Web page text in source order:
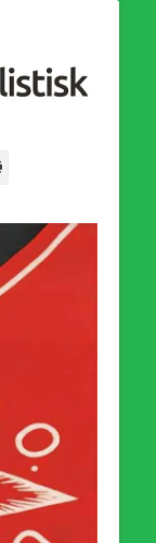
och en viktig
framtid!
Webbplats